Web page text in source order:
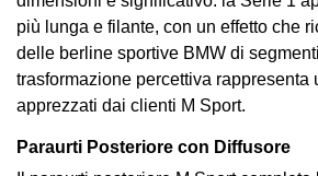
più lunga e filante, con un effetto che
delle berline sportive BMW di
trasformazione percettiva rappresenta
apprezzati dai clienti M Sport.
Paraurti Posteriore con Diffusore